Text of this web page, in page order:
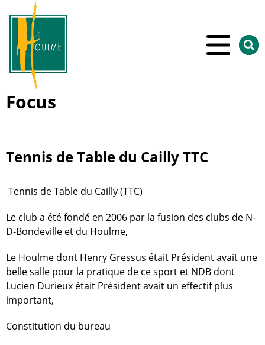
Aller à la recherche
sur
Focus
Tennis de Table du Cailly TTC
Tennis de Table du Cailly (TTC)
Le club a été fondé en 2006 par la fusion des clubs de N-
D-Bondeville et du Houlme,
Le Houlme dont Henry Gressus était Président avait une
belle salle pour la pratique de ce sport et NDB dont
Lucien Durieux était Président avait un effectif plus
important,
Constitution du bureau